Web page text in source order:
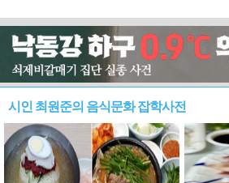
시인 최원준의 음식문화 잡학사전